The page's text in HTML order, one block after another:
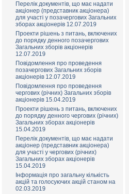
Перелік документів, що має надати
акціонер (представник акціонера)
для участі у позачергових Загальних
зборах акціонерів 12.07.2019
Проекти рішень з питань, включених
до порядку денного позачергових
Загальних зборів акціонерів
12.07.2019
Повідомлення про проведення
позачергових Загальних зборів
акціонерів 12.07.2019
Повідомлення про проведення
чергових (річних) Загальних зборів
акціонерів 15.04.2019
Проекти рішень з питань, включених
до порядку денного чергових (річних)
Загальних зборах акціонерів
15.04.2019
Перелік документів, що має надати
акціонер (представник акціонера)
для участі у чергових (річних)
Загальних зборах акціонерів
15.04.2019
Інформація про загальну кількість
акцій та голосуючих акцій станом на
02.03.2019